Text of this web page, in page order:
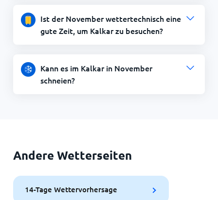
Ist der November wettertechnisch eine
gute Zeit, um Kalkar zu besuchen?
Kann es im Kalkar in November
schneien?
Andere Wetterseiten
14-Tage Wettervorhersage